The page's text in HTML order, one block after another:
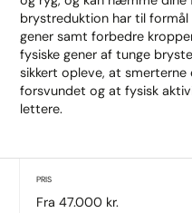
brystreduktion har til formål
gener samt forbedre
fysiske gener af tunge
sikkert opleve, at
forsvundet og at fysisk
lettere.
PRIS
Fra 47.000 kr.